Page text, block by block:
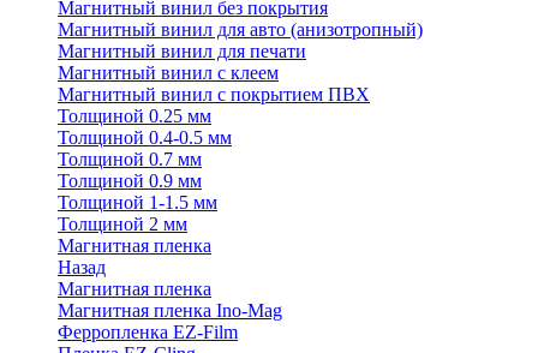
Магнитный винил без покрытия
Магнитный винил для авто (анизотропный)
Магнитный винил для печати
Магнитный винил с клеем
Магнитный винил с покрытием ПВХ
Толщиной 0.25 мм
Толщиной 0.4-0.5 мм
Толщиной 0.7 мм
Толщиной 0.9 мм
Толщиной 1-1.5 мм
Толщиной 2 мм
Магнитная пленка
Назад
Магнитная пленка
Магнитная пленка Ino-Mag
Ферропленка EZ-Film